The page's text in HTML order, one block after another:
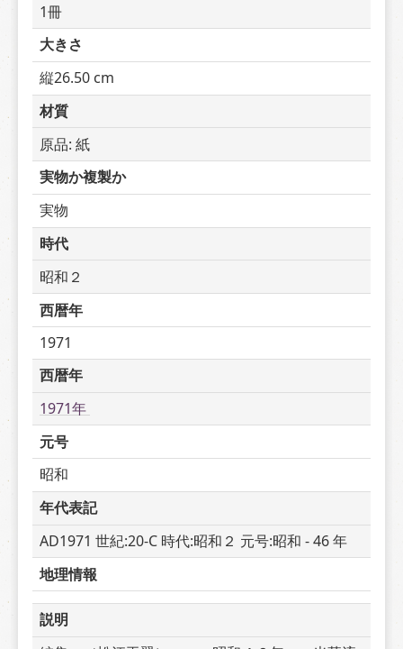
1冊
大きさ
縦26.50 cm
材質
原品: 紙
実物か複製か
実物
時代
昭和２
西暦年
1971
西暦年
1971年
元号
昭和
年代表記
AD1971 世紀:20-C 時代:昭和２ 元号:昭和 - 46 年
地理情報
説明